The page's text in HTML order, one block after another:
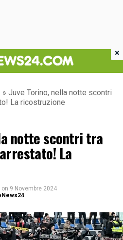
» Juve Torino, nella notte scontri
La ricostruzione
notte scontri tra
La
on 9 Novembre 2024
×